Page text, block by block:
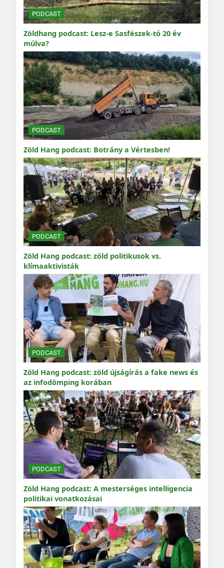
PODCAST
Zöldhang podcast: Lesz-e Sasfészek-tó 20 év
múlva?
PODCAST
Zöld Hang podcast: Botrány a Vértesben!
PODCAST
Zöld Hang podcast: zöld politikusok vs.
klímaaktivisták
PODCAST
Zöld Hang podcast: zöld újságírás a fake news és
az infodömping korában
PODCAST
Zöld Hang podcast: A mesterséges intelligencia
politikai vonatkozásai